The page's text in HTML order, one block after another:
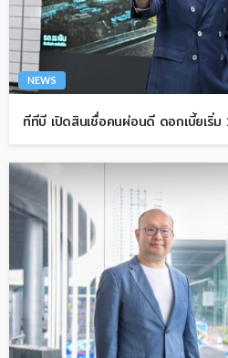
NEWS
ทีทีบี เปิดสินเชื่อคนผ่อนดี ดอกเบี้ยเริ่ม